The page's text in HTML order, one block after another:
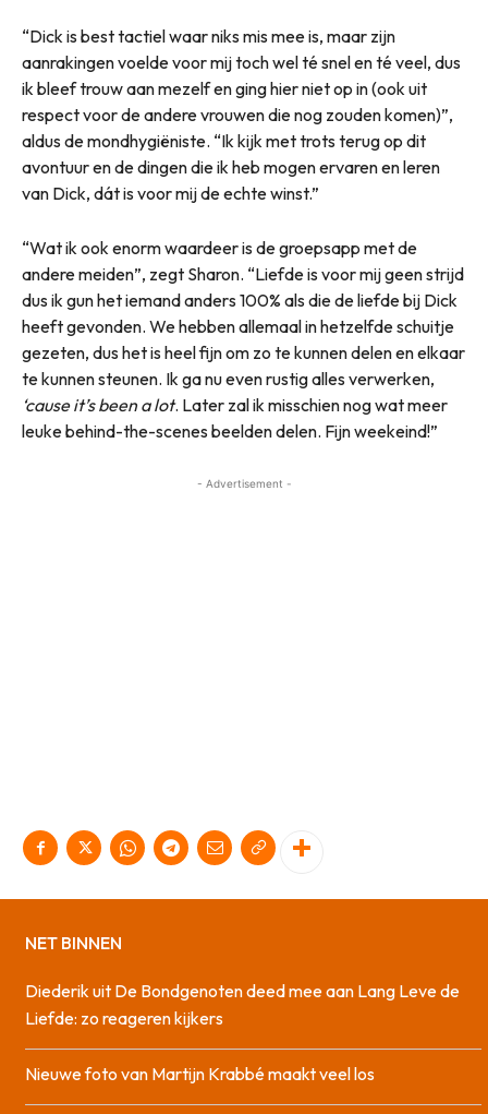
“Dick is best tactiel waar niks mis mee is, maar zijn
aanrakingen voelde voor mij toch wel té snel en té veel, dus
ik bleef trouw aan mezelf en ging hier niet op in (ook uit
respect voor de andere vrouwen die nog zouden komen)”,
aldus de mondhygiëniste. “Ik kijk met trots terug op dit
avontuur en de dingen die ik heb mogen ervaren en leren
van Dick, dát is voor mij de echte winst.”
“Wat ik ook enorm waardeer is de groepsapp met de
andere meiden”, zegt Sharon. “Liefde is voor mij geen strijd
dus ik gun het iemand anders 100% als die de liefde bij Dick
heeft gevonden. We hebben allemaal in hetzelfde schuitje
gezeten, dus het is heel fijn om zo te kunnen delen en elkaar
te kunnen steunen. Ik ga nu even rustig alles verwerken,
‘cause it’s been a lot. Later zal ik misschien nog wat meer
leuke behind-the-scenes beelden delen. Fijn weekeind!”
- Advertisement -
NET BINNEN
Diederik uit De Bondgenoten deed mee aan Lang Leve de
Liefde: zo reageren kijkers
Nieuwe foto van Martijn Krabbé maakt veel los